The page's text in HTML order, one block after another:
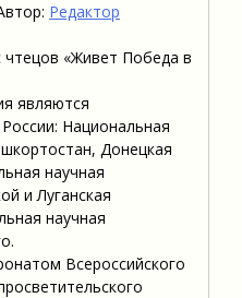
Редактор
«Живет Победа в
являются
Национальная
Донецкая
научная
и Луганская
научная
Всероссийского